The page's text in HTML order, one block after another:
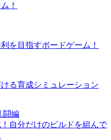
！
を目指すボードゲーム！
る育成シミュレーション
闘編
自分だけのビルドを組んで